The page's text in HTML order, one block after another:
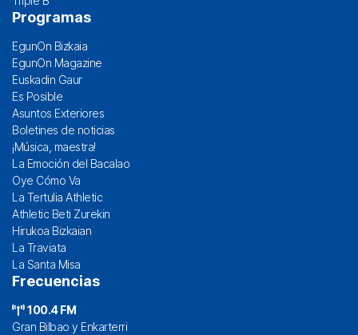
Programas
EgunOn Bizkaia
EgunOn Magazine
Euskadin Gaur
Es Posible
Asuntos Exteriores
Boletines de noticias
¡Música, maestra!
La Emoción del Bacalao
Oye Cómo Va
La Tertulia Athletic
Athletic Beti Zurekin
Hirukoa Bizkaian
La Traviata
La Santa Misa
Frecuencias
100.4 FM
Gran Bilbao y Enkarterri